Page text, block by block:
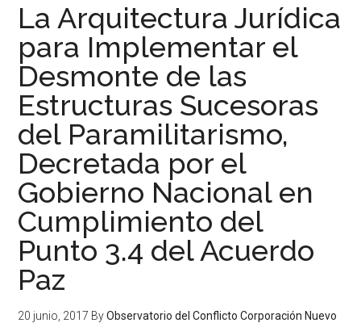
La Arquitectura Jurídica
para Implementar el
Desmonte de las
Estructuras Sucesoras
del Paramilitarismo,
Decretada por el
Gobierno Nacional en
Cumplimiento del
Punto 3.4 del Acuerdo
Paz
20 junio, 2017 ByObservatorio del Conflicto Corporación Nuevo